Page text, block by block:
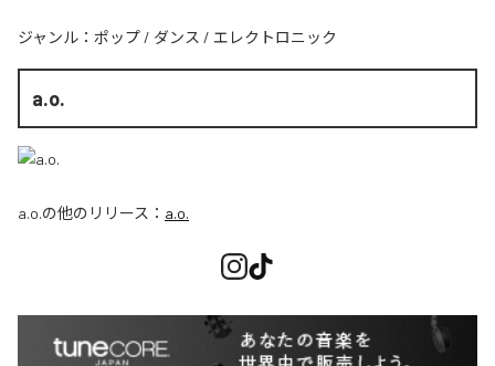
ジャンル： ポップ / ダンス / エレクトロニック
a.o.
a.o.の他のリリース： a.o.